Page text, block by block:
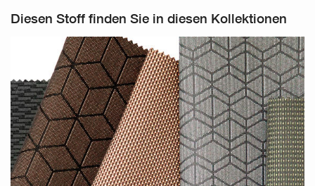
Diesen Stoff finden Sie in diesen Kollektionen